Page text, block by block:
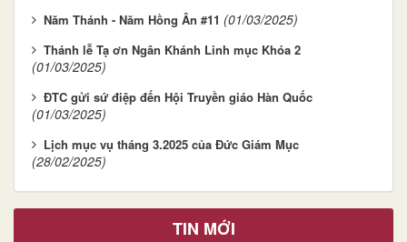
Năm Thánh - Năm Hồng Ân #11 (01/03/2025)
Thánh lễ Tạ ơn Ngân Khánh Linh mục Khóa 2
(01/03/2025)
ĐTC gửi sứ điệp đến Hội Truyền giáo Hàn Quốc
(01/03/2025)
Lịch mục vụ tháng 3.2025 của Đức Giám Mục
(28/02/2025)
TIN MỚI